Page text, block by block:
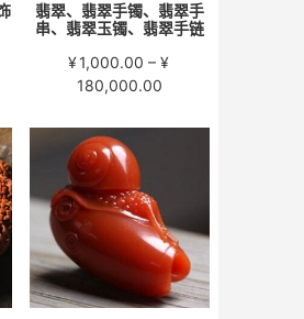
翡翠、翡翠手镯、翡翠手
串、翡翠玉镯、翡翠手链
¥1,000.00 – ¥
180,000.00
范
¥180,000.00